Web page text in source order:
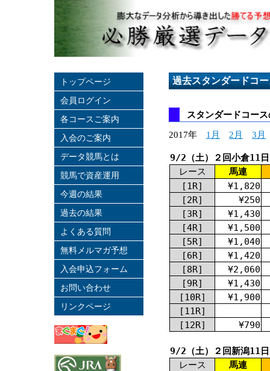
過去スタンダードコ
スタンダードコー
2017年 1月 2月 3月
9/2（土）２回小倉11
レース
馬連
[1R]
¥1,820
[2R]
¥250
[3R]
¥1,430
[4R]
¥1,500
[5R]
¥1,040
[6R]
¥1,420
[8R]
¥2,060
[9R]
¥1,430
[10R]
¥1,900
[11R]
[12R]
¥790
9/2（土）２回新潟11
レース
馬連
トップページ
会員ログイン
各コースご案内
入会のご案内
データ競馬とは
競馬で資産運用
今週の結果
過去の結果
よくある質問
無料メルマガ予想
入会申込フォーム
お問い合わせ
リンクページ